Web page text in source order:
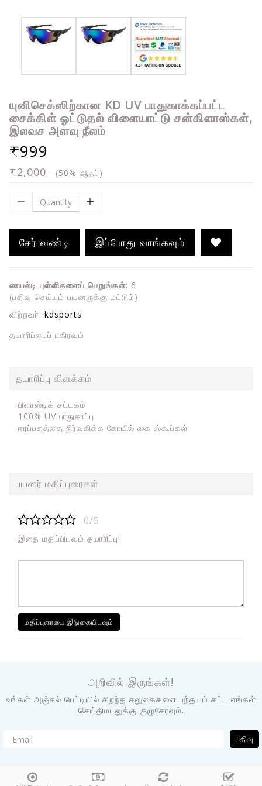
யுனிசெக்ஸிற்கான KD UV பாதுகாக்கப்பட்ட
சைக்கிள் ஓட்டுதல் விளையாட்டு சன்கிளாஸ்கள்,
இலவச அளவு நீலம்
₹999
₹2,000 (50% ஆஃப்)
சேர் வண்டி இப்போது வாங்கவும்
லாயல்டி புள்ளிகளைப் பெறுங்கள்: 6
(பதிவு செய்யும் பயனருக்கு மட்டும்)
விற்றவர்: kdsports
தயாரிப்பைப் பகிரவும்
தயாரிப்பு விளக்கம்
பிளாஸ்டிக் சட்டகம்
100% UV பாதுகாப்பு
ஈரப்பதத்தை நிர்வகிக்க கோயில் கை ஸ்கூப்கள்
பயனர் மதிப்புரைகள்
0/5
இதை மதிப்பிடவும் தயாரிப்பு!
மதிப்புரையை இடுகையிடவும்
அறிவில் இருங்கள்!
உங்கள் அஞ்சல் பெட்டியில் சிறந்த சலுகைகளை பந்தயம் கட்ட எங்கள்
செய்திமடலுக்கு குழுசேரவும்.
பதிவு